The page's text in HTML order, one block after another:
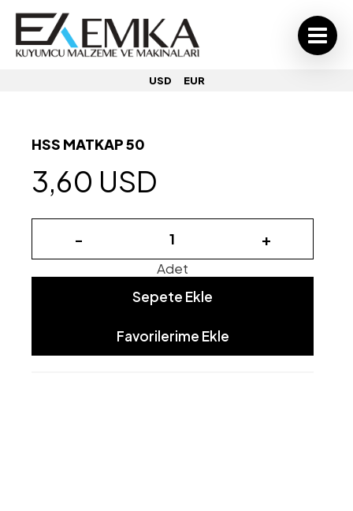
USD EUR
HSS MATKAP 50
3,60 USD
- +
Adet
Sepete Ekle
Favorilerime Ekle